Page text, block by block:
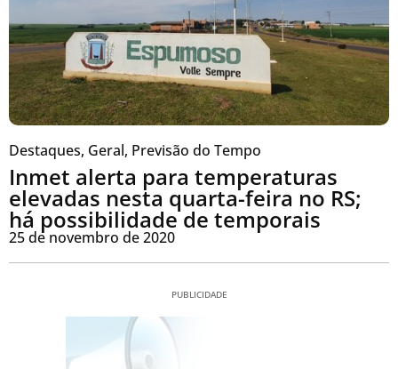
Destaques, Geral, Previsão do Tempo
Inmet alerta para temperaturas
elevadas nesta quarta-feira no RS;
há possibilidade de temporais
25 de novembro de 2020
PUBLICIDADE